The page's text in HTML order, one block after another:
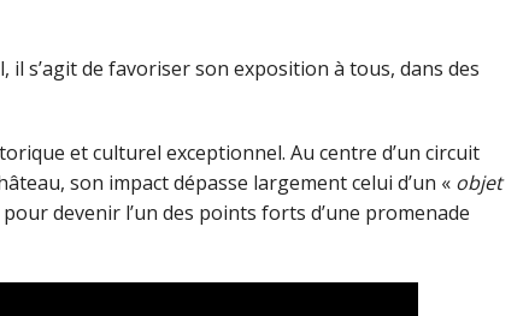
s’agit de favoriser son exposition à tous, dans des
et culturel exceptionnel. Au centre d’un circuit
son impact dépasse largement celui d’un « objet
devenir l’un des points forts d’une promenade